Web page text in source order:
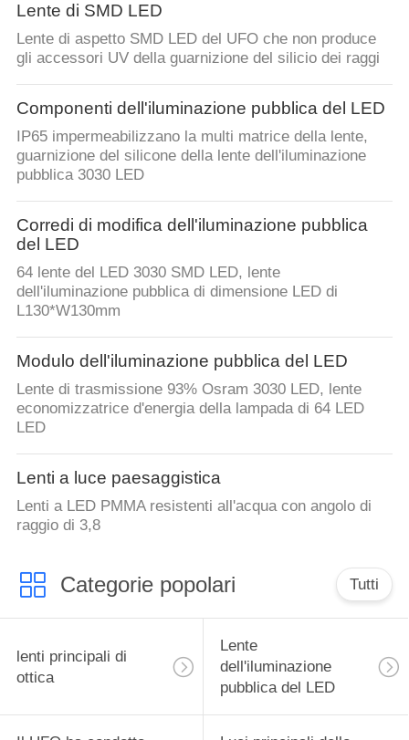
Lente di SMD LED
Lente di aspetto SMD LED del UFO che non produce
gli accessori UV della guarnizione del silicio dei raggi
Componenti dell'iluminazione pubblica del LED
IP65 impermeabilizzano la multi matrice della lente,
guarnizione del silicone della lente dell'iluminazione
pubblica 3030 LED
Corredi di modifica dell'iluminazione pubblica
del LED
64 lente del LED 3030 SMD LED, lente
dell'iluminazione pubblica di dimensione LED di
L130*W130mm
Modulo dell'iluminazione pubblica del LED
Lente di trasmissione 93% Osram 3030 LED, lente
economizzatrice d'energia della lampada di 64 LED
LED
Lenti a luce paesaggistica
Lenti a LED PMMA resistenti all'acqua con angolo di
raggio di 3,8
Categorie popolari Tutti
lenti principali di
ottica
Lente
dell'iluminazione
pubblica del LED